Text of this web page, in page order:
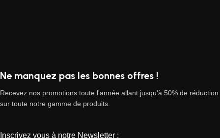
Ne manquez pas les bonnes offres !
Recevez nos promotions toute l'année allant jusqu'à 50% de réduction
sur toute notre gamme de produits.
Inscrivez vous à notre Newsletter :